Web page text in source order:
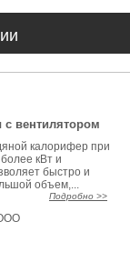
вентилятором
калорифер при
кВт и
быстро и
объем,...
Подробно >>